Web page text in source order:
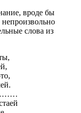
вроде бы
слова из